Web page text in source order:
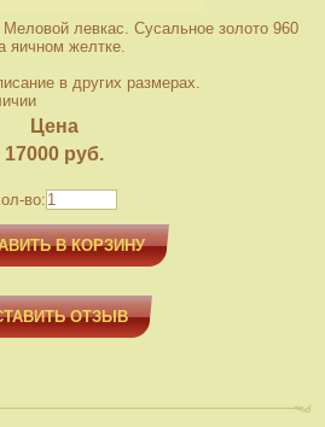
левкас. Сусальное золото 960
яичном желтке.
в других размерах.
Цена
17000 руб.
во:
В КОРЗИНУ
ОТЗЫВ